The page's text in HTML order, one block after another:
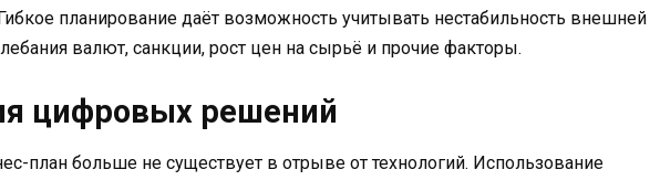
планирование даёт возможность учитывать нестабильность внешней
валют, санкции, рост цен на сырьё и прочие факторы.
цифровых решений
план больше не существует в отрыве от технологий. Использование